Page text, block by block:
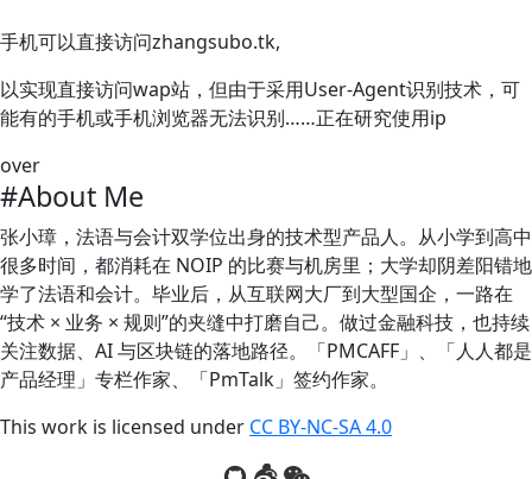
手机可以直接访问zhangsubo.tk,
以实现直接访问wap站，但由于采用User-Agent识别技术，可
能有的手机或手机浏览器无法识别……正在研究使用ip
over
#About Me
张小璋，法语与会计双学位出身的技术型产品人。从小学到高中
很多时间，都消耗在 NOIP 的比赛与机房里；大学却阴差阳错地
学了法语和会计。毕业后，从互联网大厂到大型国企，一路在
“技术 × 业务 × 规则”的夹缝中打磨自己。做过金融科技，也持续
关注数据、AI 与区块链的落地路径。「PMCAFF」、「人人都是
产品经理」专栏作家、「PmTalk」签约作家。
This work is licensed under CC BY-NC-SA 4.0